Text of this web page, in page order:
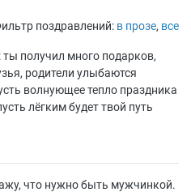
поздравлений: в прозе, все
получил много подарков,
родители улыбаются
волнующее тепло праздника
лёгким будет твой путь
что нужно быть мужчинкой.